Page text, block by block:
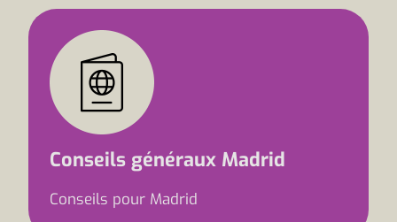
Conseils généraux Madrid
Conseils pour Madrid